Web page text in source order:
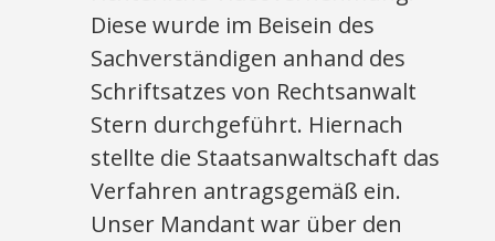
Diese wurde im Beisein des
Sachverständigen anhand des
Schriftsatzes von Rechtsanwalt
Stern durchgeführt. Hiernach
stellte die Staatsanwaltschaft das
Verfahren antragsgemäß ein.
Unser Mandant war über den